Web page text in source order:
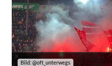
Bild: @oft_unterwegs